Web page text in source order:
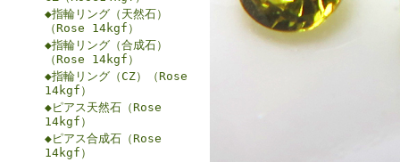
◆指輪リング（天然石）
（Rose 14kgf）
◆指輪リング（合成石）
（Rose 14kgf）
◆指輪リング（CZ）（Rose
14kgf）
◆ピアス天然石（Rose
14kgf）
◆ピアス合成石（Rose
14kgf）